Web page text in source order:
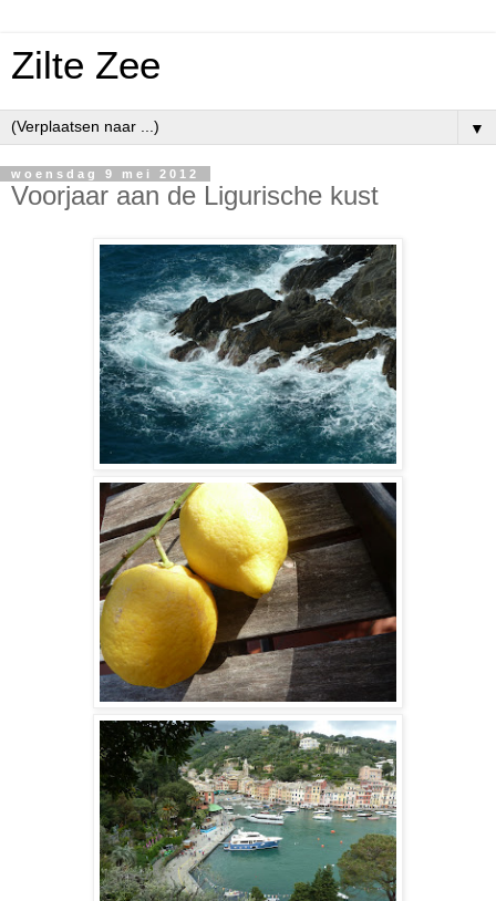
Zilte Zee
▼
woensdag 9 mei 2012
Voorjaar aan de Ligurische kust